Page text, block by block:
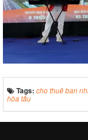
Tags: cho thuê ban
hòa tấu